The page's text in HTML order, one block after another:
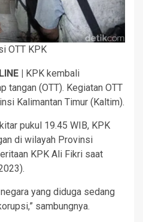
OTT KPK
|
KPK kembali
tangan (OTT). Kegiatan OTT
Kalimantan Timur (Kaltim).
pukul 19.45 WIB, KPK
di wilayah Provinsi
KPK Ali Fikri saat
yang diduga sedang
sambungnya.